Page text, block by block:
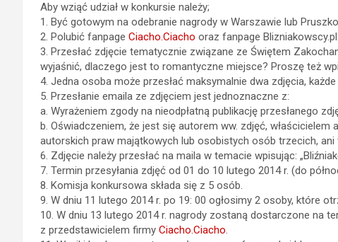
Aby wziąć udział w konkursie należy;
1. Być gotowym na odebranie nagrody w Warszawie lub
2. Polubić fanpage Ciacho.Ciacho oraz fanpage Blizniakowscy.pl.
3. Przesłać zdjęcie tematycznie związane ze Świętem
wyjaśnić, dlaczego jest to romantyczne miejsce? Proszę też
4. Jedna osoba może przesłać maksymalnie dwa zdjęcia,
5. Przesłanie emaila ze zdjęciem jest jednoznaczne z:
a. Wyrażeniem zgody na nieodpłatną publikację przesłanego
b. Oświadczeniem, że jest się autorem ww. zdjęć,
autorskich praw majątkowych lub osobistych osób trzecich,
6. Zdjęcie należy przesłać na maila w temacie wpisując:
7. Termin przesyłania zdjęć od 01 do 10 lutego 2014 r. (do
8. Komisja konkursowa składa się z 5 osób.
9. W dniu 11 lutego 2014 r. po 19: 00 ogłosimy 2 osoby, które
10. W dniu 13 lutego 2014 r. nagrody zostaną dostarczone na
z przedstawicielem firmy Ciacho.Ciacho.